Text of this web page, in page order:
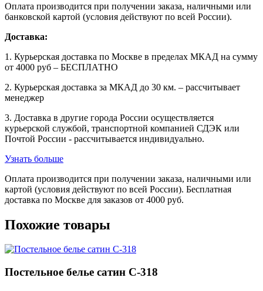
Оплата производится при получении заказа, наличными или
банковской картой (условия действуют по всей России).
Доставка:
1. Курьерская доставка по Москве в пределах МКАД на сумму
от 4000 руб – БЕСПЛАТНО
2. Курьерская доставка за МКАД до 30 км. – рассчитывает
менеджер
3. Доставка в другие города России осуществляется
курьерской службой, транспортной компанией СДЭК или
Почтой России - рассчитывается индивидуально.
Узнать больше
Оплата производится при получении заказа, наличными или
картой (условия действуют по всей России). Бесплатная
доставка по Москве для заказов от 4000 руб.
Похожие товары
Постельное белье сатин С-318